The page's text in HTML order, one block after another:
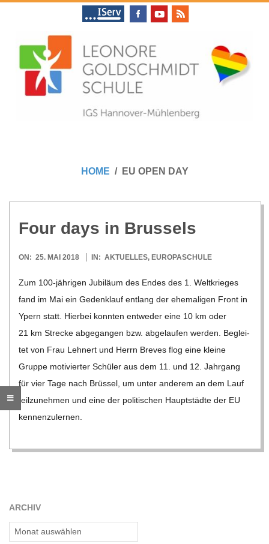
O
N
O
R
E
-
G
O
L
S
HOME EU OPEN DAY
Four days in Brussels
2018-
ON: 25. MAI 2018 IN: AKTUELLES, EUROPASCHULE
Zum 100-jäh­ri­­gen Jubi­läum des Endes des 1. Welt­krie­ges
fand im Mai ein Geden­k­lauf ent­lang der ehe­ma­li­gen Front in
Ypern statt. Hier­bei konn­ten ent­we­der eine 10 km oder
21 km Stre­cke abge­gan­gen bzw. abge­lau­fen wer­den. Beglei­
tet von Frau Leh­nert und Herrn Bre­ves flog eine kleine
Gruppe moti­vier­ter Schü­ler aus dem 11. und 12. Jahr­gang
für vier Tage nach Brüs­sel, um unter ande­rem an dem Lauf
teil­zu­neh­men und eine der poli­ti­schen Haupt­städte der EU
ken­nen­zu­ler­nen.
ARCHIV
Archiv